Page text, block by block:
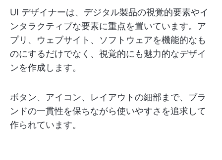
UI デザイナーは、デジタル製品の視覚的要素やイ
ンタラクティブな要素に重点を置いています。ア
プリ、ウェブサイト、ソフトウェアを機能的なも
のにするだけでなく、視覚的にも魅力的なデザイ
ンを作成します。
ボタン、アイコン、レイアウトの細部まで、ブラ
ンドの一貫性を保ちながら使いやすさを追求して
作られています。